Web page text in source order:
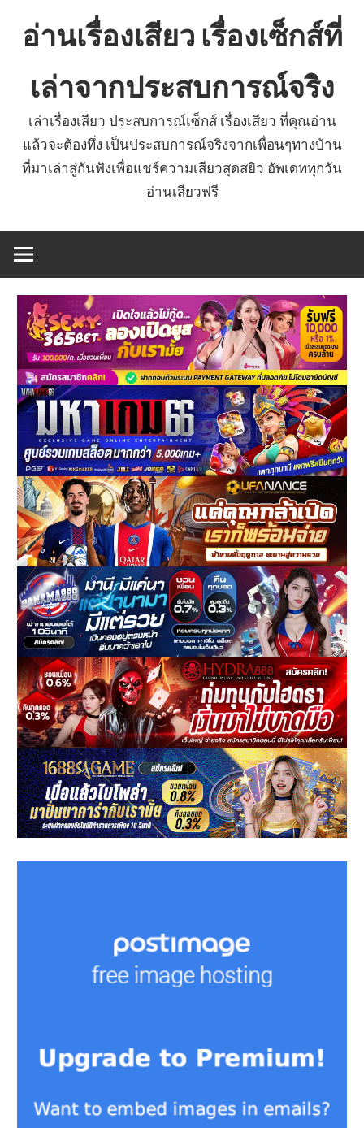
อ่านเรื่องเสียว เรื่องเซ็กส์ที่
เล่าจากประสบการณ์จริง
เล่าเรื่องเสียว ประสบการณ์เซ็กส์ เรื่องเสียว ที่คุณอ่าน
แล้วจะต้องทึ่ง เป็นประสบการณ์จริงจากเพื่อนๆทางบ้าน
ที่มาเล่าสู่กันฟังเพื่อแชร์ความเสียวสุดสยิว อัพเดททุกวัน
อ่านเสียวฟรี